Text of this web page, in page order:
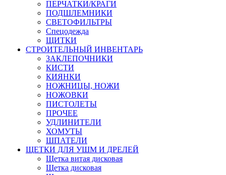
ПЕРЧАТКИ/КРАГИ
ПОДШЛЕМНИКИ
СВЕТОФИЛЬТРЫ
Спецодежда
ЩИТКИ
СТРОИТЕЛЬНЫЙ ИНВЕНТАРЬ
ЗАКЛЕПОЧНИКИ
КИСТИ
КИЯНКИ
НОЖНИЦЫ, НОЖИ
НОЖОВКИ
ПИСТОЛЕТЫ
ПРОЧЕЕ
УДЛИНИТЕЛИ
ХОМУТЫ
ШПАТЕЛИ
ЩЕТКИ ДЛЯ УШМ И ДРЕЛЕЙ
Щетка витая дисковая
Щетка дисковая